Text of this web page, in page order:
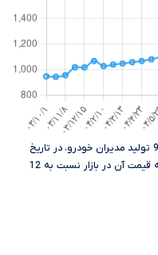
قیمت چری تیگو 5 لاکچری اسپورت مدل 94 تولید مدیران خودرو، در تاریخ
تومانءءء می باشد که قیمت آن در بازار نسبت به 12